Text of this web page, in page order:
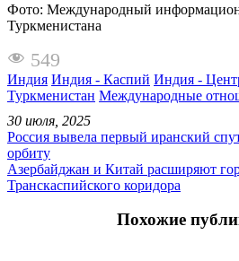
Фото: Международный
Туркменистана
549
Индия Индия - Каспий Индия -
Туркменистан Международные
30 июля, 2025
Россия вывела первый иранский
орбиту
Азербайджан и Китай расширяют
Транскаспийского коридора
Похожие